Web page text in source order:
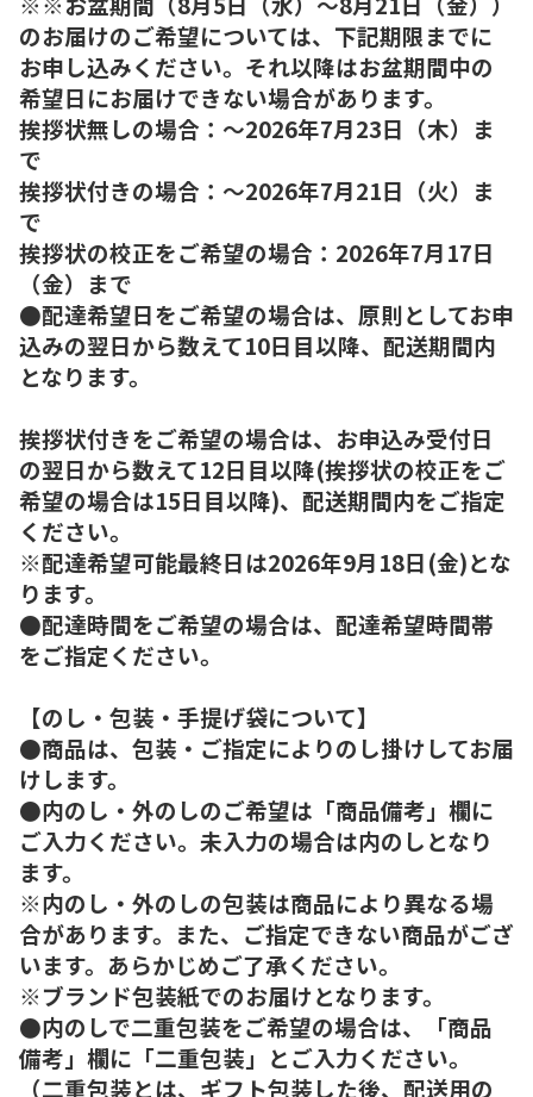
のお届けのご希望については、下記期限までに
お申し込みください。それ以降はお盆期間中の
希望日にお届けできない場合があります。
挨拶状無しの場合：～2026年7月23日（木）ま
で
挨拶状付きの場合：～2026年7月21日（火）ま
で
挨拶状の校正をご希望の場合：2026年7月17日
（金）まで
●配達希望日をご希望の場合は、原則としてお申
込みの翌日から数えて10日目以降、配送期間内
となります。
挨拶状付きをご希望の場合は、お申込み受付日
の翌日から数えて12日目以降(挨拶状の校正をご
希望の場合は15日目以降)、配送期間内をご指定
ください。
※配達希望可能最終日は2026年9月18日(金)とな
ります。
●配達時間をご希望の場合は、配達希望時間帯
をご指定ください。
【のし・包装・手提げ袋について】
●商品は、包装・ご指定によりのし掛けしてお届
けします。
●内のし・外のしのご希望は「商品備考」欄に
ご入力ください。未入力の場合は内のしとなり
ます。
※内のし・外のしの包装は商品により異なる場
合があります。また、ご指定できない商品がござ
います。あらかじめご了承ください。
※ブランド包装紙でのお届けとなります。
●内のしで二重包装をご希望の場合は、「商品
備考」欄に「二重包装」とご入力ください。
（二重包装とは、ギフト包装した後、配送用の